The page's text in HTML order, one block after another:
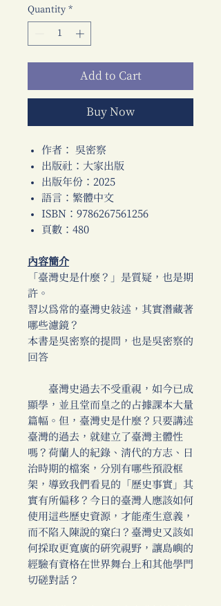
Quantity *
Add to Cart
Buy Now
作者： 吳密察
出版社：大家出版
出版年份：2025
語言：繁體中文
ISBN：9786267561256
頁數：480
內容簡介
「臺灣史是什麼？」是質疑，也是期
許。
習以為常的臺灣史敘述，其實潛藏著
哪些濾鏡？
本書是吳密察的提問，也是吳密察的
回答
臺灣史過去不受重視，如今已成
顯學，並且堂而皇之的占據課本大量
篇幅。但，臺灣史是什麼？只要講述
臺灣的過去，就建立了臺灣主體性
嗎？荷蘭人的紀錄、清代的方志、日
治時期的檔案，分別有哪些預設框
架，導致我們看見的「歷史事實」其
實有所偏移？今日的臺灣人應該如何
使用這些歷史資源，才能產生意義，
而不陷入陳說的窠臼？臺灣史又該如
何採取更寬廣的研究視野，讓島嶼的
經驗有資格在世界舞台上和其他學門
切磋對話？